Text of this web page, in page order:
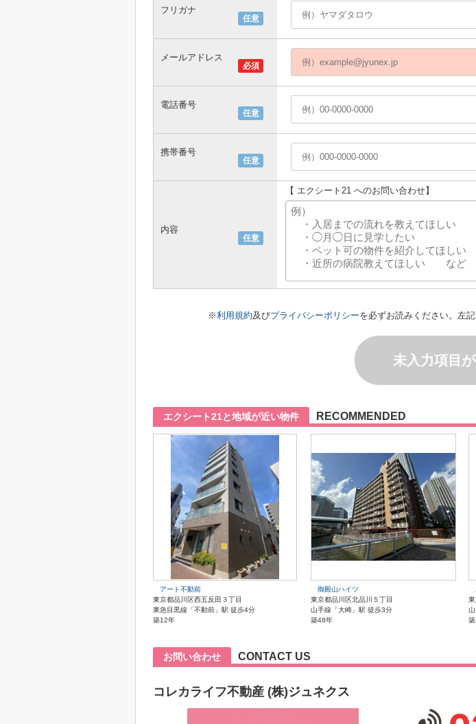
任意
フリガナ
必須
メールアドレス
任意
電話番号
任意
携帯番号
任意
内容
【 エクシート21 へのお問い合わせ】
※利用規約及びプライバシーポリシーを必ずお読みください。左
未入力項目
エクシート21と地域が近い物件 RECOMMENDED
アート不動前
東京都品川区西五反田３丁目
東急目黒線「不動前」駅 徒歩4分
築12年
御殿山ハイツ
東京都品川区北品川５丁目
山手線「大崎」駅 徒歩3分
築48年
お問い合わせ CONTACT US
コレカライフ不動産 (株)ジュネクス